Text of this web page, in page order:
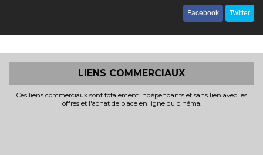
Facebook Twitter
LIENS COMMERCIAUX
Ces liens commerciaux sont totalement indépendants et sans lien avec les
offres et l'achat de place en ligne du cinéma.